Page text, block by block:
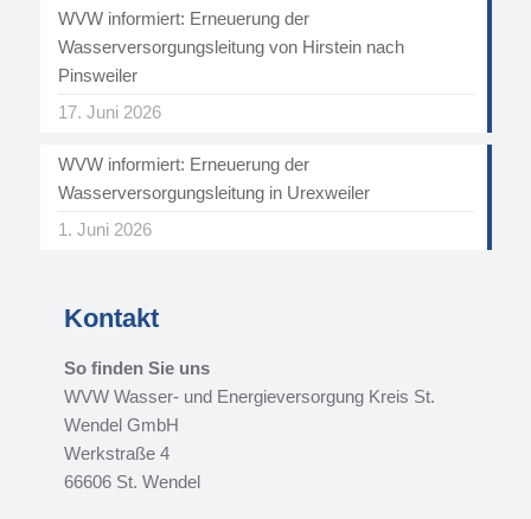
WVW informiert: Erneuerung der
Wasserversorgungsleitung von Hirstein nach
Pinsweiler
17. Juni 2026
WVW informiert: Erneuerung der
Wasserversorgungsleitung in Urexweiler
1. Juni 2026
Kontakt
So finden Sie uns
WVW Wasser- und Energieversorgung Kreis St.
Wendel GmbH
Werkstraße 4
66606 St. Wendel